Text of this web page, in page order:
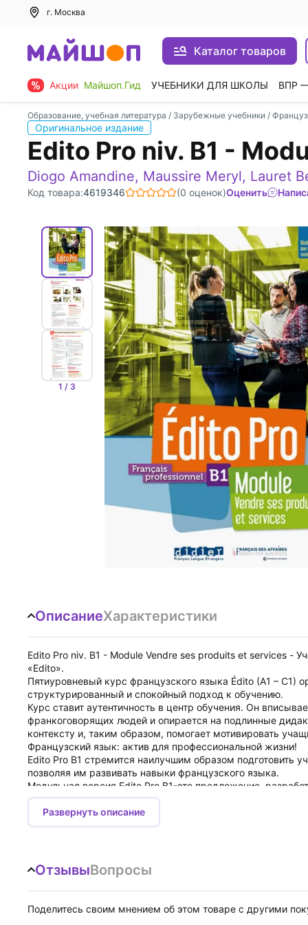
г. Москва
Каталог товаров
Акции Майшоп.Гид УЧЕБНИКИ ДЛЯ ШКОЛЫ ВПР
Образование, учебная литература / Зарубежные учебники /
Оригинальное издание
Edito Pro niv. B1 -
Diogo Amandine, Maussire Meryl, Lauret
Код товара:4619346 (0 оценок)Оценить
1 / 3
ОписаниеХарактеристики
Edito Pro niv. B1 - Module Vendre ses produits et services -
«Edito».
Пятиуровневый курс французского языка Édito (A1 – C1)
структурированный и спокойный подход к обучению.
Курс ставит аутентичность в центр обучения. Он
франкоговорящих людей и опирается на подлинные
контексту и, таким образом, помогает мотивировать
Французский язык: актив для профессиональной жизни!
Edito Pro B1 стремится наилучшим образом подготовить
позволяя им развивать навыки французского языка.
Модульная версия Edito Pro B1-это предложение,
изучающих профессиональный французский язык. Это
распространенной ситуации в сфере труда.
Модуль "Продажа своих товаров и услуг" является одним
этот модуль указан в таблице содержимого.
В этом модуле речь пойдет о важных профессиональных
Выявление потребностей клиента (блок 1).
Приветствовать клиента и анализировать его потребности.
Переформулируйте потребности клиента.
Развернуть описание
ОтзывыВопросы
Поделитесь своим мнением об этом товаре с другими